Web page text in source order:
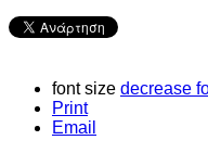
font size decrease
Print
Email